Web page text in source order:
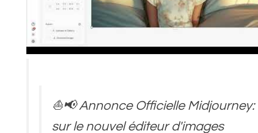
⛵️📢 Annonce Officielle
sur le nouvel éditeur d'images